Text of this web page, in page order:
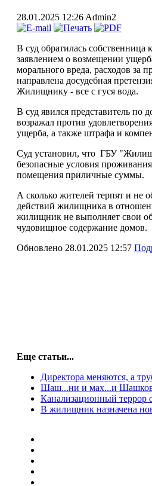
28.01.2025 12:26 Admin2
В суд обратилась
заявлением о возмещении
морального вреда, расходов за
направлена досудебная
Жилищнику - все с гуся вода.
В суд явился представитель
возражал против
ущерба, а также штрафа и
Суд установил, что ГБУ
безопасные условия
помещения приличные суммы.
А сколько жителей терпят и не
действий жилищника в
жилищник не выполняет свои
чудовищное содержание домов.
Обновлено 28.01.2025 12:57
Еще статьи...
Директора меняются, а
Шаш...ни и мах...и
Канализационный
В жилищник назначена